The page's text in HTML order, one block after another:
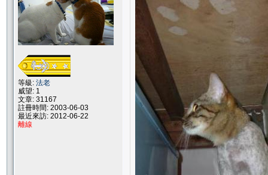
等級: 法老
威望: 1
文章: 31167
註冊時間: 2003-06-03
最近來訪: 2012-06-22
離線